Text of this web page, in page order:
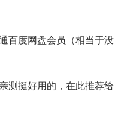
百度网盘会员（相当于没
测挺好用的，在此推荐给